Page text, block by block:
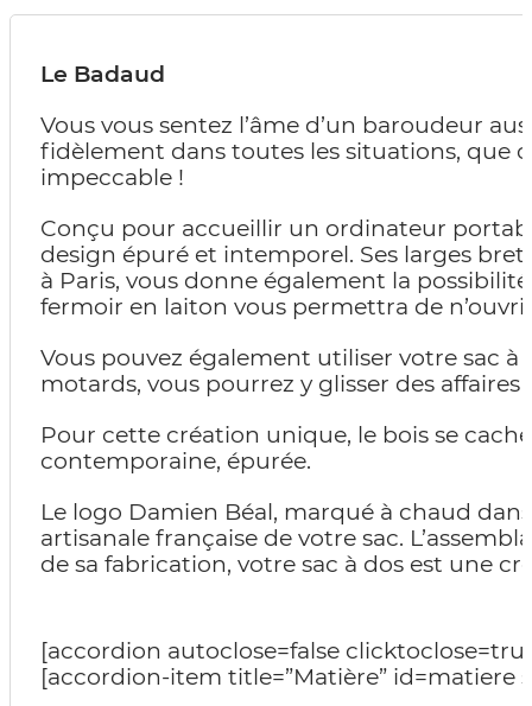
Le Badaud
Vous vous sentez l’âme d’un baroudeur
fidèlement dans toutes les situations, que
impeccable !
Conçu pour accueillir un ordinateur
design épuré et intemporel. Ses larges
à Paris, vous donne également la
fermoir en laiton vous permettra de
Vous pouvez également utiliser votre sac
motards, vous pourrez y glisser des
Pour cette création unique, le bois se
contemporaine, épurée.
Le logo Damien Béal, marqué à chaud
artisanale française de votre sac.
de sa fabrication, votre sac à dos est une
[accordion autoclose=false
[accordion-item title=”Matière” id=matiere